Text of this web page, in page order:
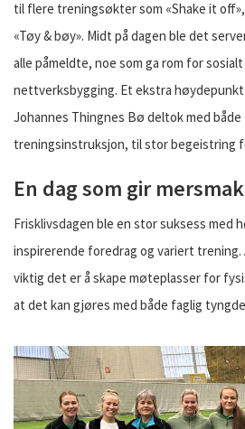
til flere treningsøkter som «Shake it
«Tøy & bøy». Midt på dagen ble det
alle påmeldte, noe som ga rom for
nettverksbygging. Et ekstra
Johannes Thingnes Bø deltok med
treningsinstruksjon, til stor begeistring
En dag som gir mersmak
Frisklivsdagen ble en stor suksess med
inspirerende foredrag og variert
viktig det er å skape møteplasser for
at det kan gjøres med både faglig